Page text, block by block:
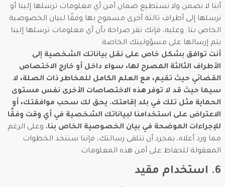
أننا لا نضمن ولا نستطيع ضمان أمن أي معلومات ترسلها إلينا أو
نرسلها إلى أطراف ثالثة أخرى مسموح بها وفقًا لبيان الخصوصية
الخاص بنا. وعليه، فإنك تقر صراحة بأن أي معلومات ترسلها إلينا
يتم إرسالها على مسؤوليتك الخاصة.
أنت توافق بشكل خاص على نقل بياناتك الشخصية إلى
الأطراف الثالثة المصرح لها، سواء داخل أو خارج الاختصاص
القضائي حيث تقيم، مع العلم الكامل للمخاطر ذات الصلة، لا
سيما حيث قد لا توفر هذه الاختصاصات الأخرى نفس مستوى
الحماية مثل تلك في بلد إقامتك. يحق لك سحب موافقتك، أو
الاعتراض على استخدامنا لبياناتك الشخصية في أي وقت وفقًا
للإجراءات الموضحة في بيان الخصوصية الخاص بنا. وعلى الرغم
مما ورد أعلاه، بمجرد أن نتلقى رسالتك، فإننا سنتخذ الخطوات
المعقولة للحفاظ على أمن هذه المعلومات.
6. استخدام مقيد